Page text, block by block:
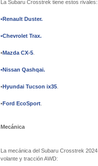
La Subaru Crosstrek tiene estos rivales:
•Renault Duster.
•Chevrolet Trax.
•Mazda CX-5
•Nissan Qashqai.
•Hyundai Tucson ix35
•Ford EcoSport
Mecánica
La mecánica del Subaru Crosstrek
volante y tracción AWD: